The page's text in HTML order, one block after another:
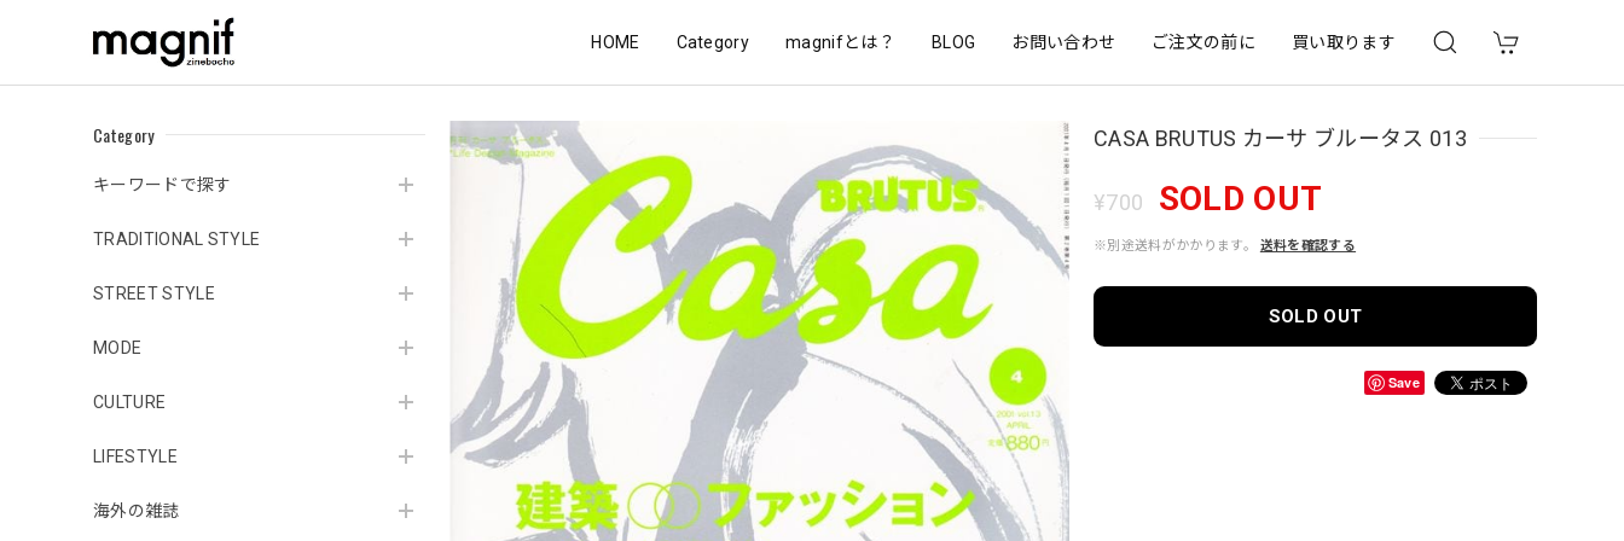
HOME Category magnifとは？ BLOG お問い合わせ ご注文の前に 買い取ります
Category
キーワードで探す
TRADITIONAL STYLE
STREET STYLE
MODE
CULTURE
LIFESTYLE
海外の雑誌
CASA BRUTUS カーサ ブルータス 013
¥700 SOLD OUT
※別途送料がかかります。 送料を確認する
SOLD OUT
Save